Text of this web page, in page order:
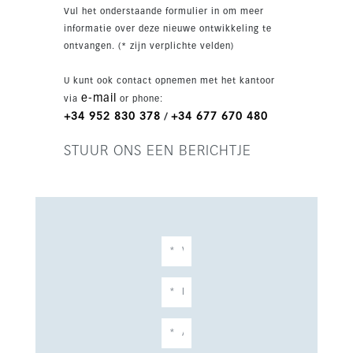
sauna, gemeenschappelijke tuin en een outdoor
fitnesszone. Het beveiligde complex is
aerothermische installatie en airconditioning
warm/koud voor comfort het hele jaar door.
Gelegen dicht bij het centrum en alle
scholen, golf en tennis, is dit
Vul het onderstaande formulier in om meer
informatie over deze nieuwe ontwikkeling te
ontvangen. (* zijn verplichte velden)
U kunt ook contact opnemen met het kantoor
via e-mail or phone:
+34 952 830 378 / +34 677 670 480
STUUR ONS EEN BERICHTJE